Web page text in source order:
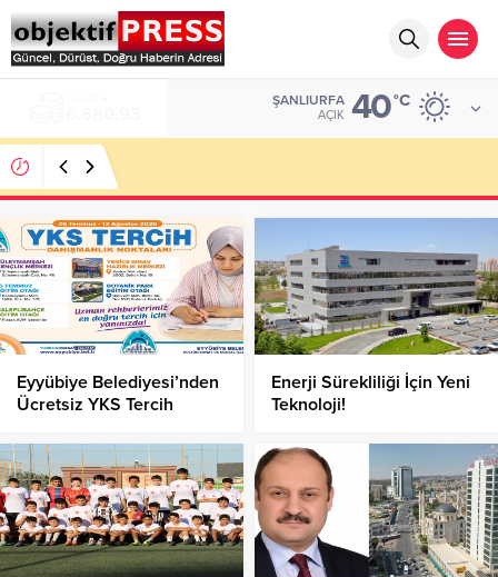
ŞANLIURFA
AÇIK 40°C
Eyyübiye Belediyesi’nden
Ücretsiz YKS Tercih
Enerji Sürekliliği İçin Yeni
Teknoloji!